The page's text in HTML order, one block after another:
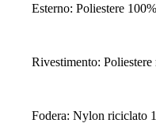
Esterno: Poliestere 100%
Rivestimento:
Fodera: Nylon riciclato